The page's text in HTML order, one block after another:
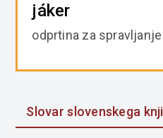
jáker
odprtina za
Slovar slovenskega